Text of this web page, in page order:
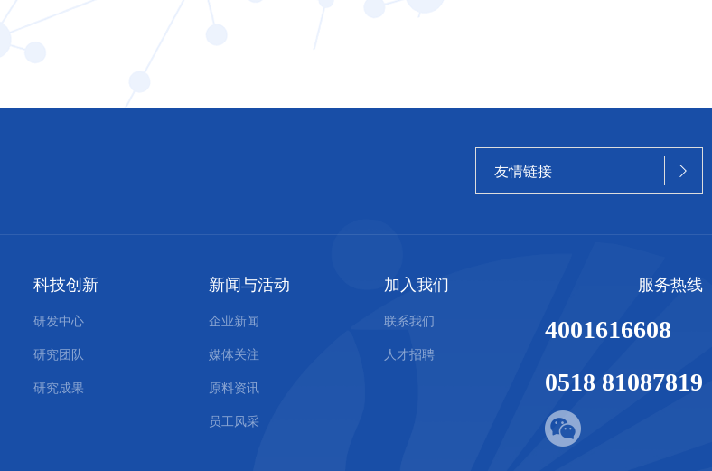
友情链接 
科技创新
研发中心
研究团队
研究成果
新闻与活动
企业新闻
媒体关注
原料资讯
员工风采
加入我们
联系我们
人才招聘
服务热线
4001616608
0518 81087819